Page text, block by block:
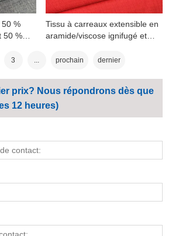
%
50 %
Tissu à carreaux extensible en
aramide/viscose ignifugé et
3 prochain dernier
prix? Nous répondrons dès que
12 heures)